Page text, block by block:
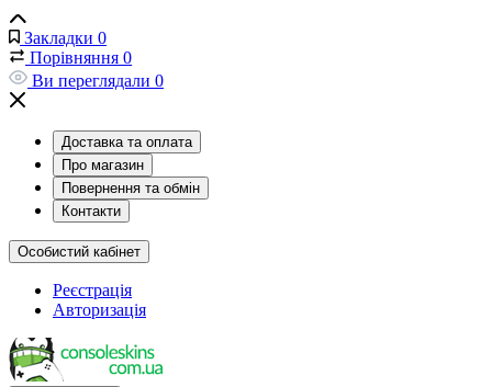
Закладки 0
Порівняння 0
Ви переглядали 0
Доставка та оплата
Про магазин
Повернення та обмін
Контакти
Особистий кабінет
Реєстрація
Авторизація